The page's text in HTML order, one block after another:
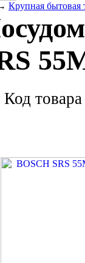
Крупная бытовая
Код